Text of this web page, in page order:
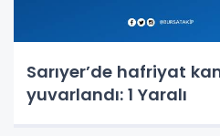
Sarıyer’de hafriyat
yuvarlandı: 1 Yaralı